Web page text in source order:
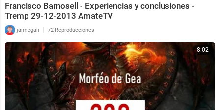
Francisco Barnosell - Experiencias y conclusiones -
Tremp 29-12-2013 AmateTV
jaimegali | 72 Reproducciones
8:02